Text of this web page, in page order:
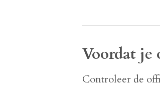
Voordat je
Controleer de